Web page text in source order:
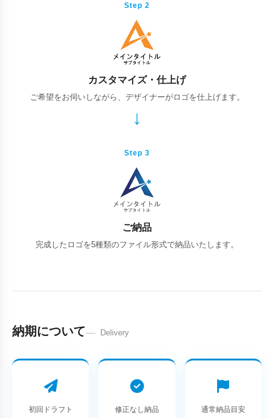
Step 2
カスタマイズ・仕上げ
ご希望をお伺いしながら、デザイナーがロゴを仕上げます。
Step 3
ご納品
完成したロゴを5種類のファイル形式で納品いたします。
納期について Delivery
初回ドラフト 修正なし納品 通常納品目安